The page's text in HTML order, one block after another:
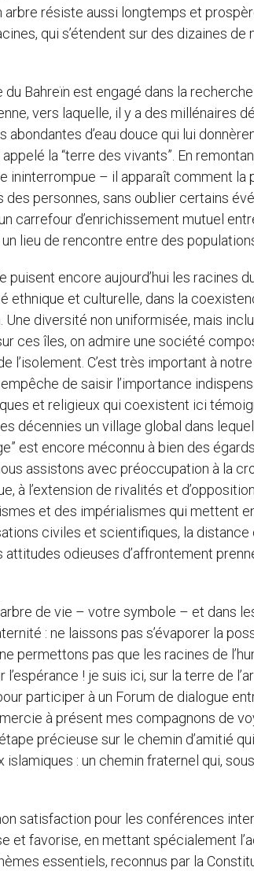
arbre résiste aussi longtemps et
qui s’étendent sur des dizaines
du Bahreïn est engagé dans la
vers laquelle, il y a des millénaires
d’eau douce qui lui
la “terre des vivants”. En
ininterrompue – il apparaît comment
personnes, sans oublier certains
carrefour d’enrichissement mutuel
lieu de rencontre entre des
puisent encore aujourd’hui les racines
ethnique et culturelle, dans la
Une diversité non uniformisée, mais
ces îles, on admire une société
l’isolement. C’est très important à
de saisir l’importance
et religieux qui coexistent ici
décennies un village global dans
est encore méconnu à bien des
assistons avec préoccupation à la
à l’extension de rivalités et
et des impérialismes qui mettent
civiles et scientifiques, la
attitudes odieuses d’affrontement
de vie – votre symbole – et dans
: ne laissons pas s’évaporer la
permettons pas que les racines de
! je suis ici, sur la terre de
participer à un Forum de dialogue
à présent mes compagnons de
précieuse sur le chemin d’amitié
: un chemin fraternel qui,
satisfaction pour les conférences
et favorise, en mettant spécialement
essentiels, reconnus par la